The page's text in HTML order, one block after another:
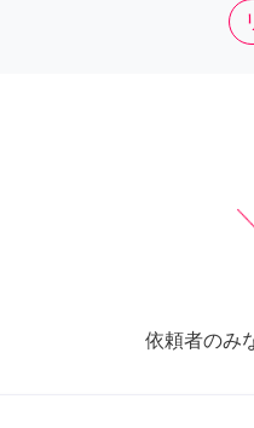
依頼者のみ